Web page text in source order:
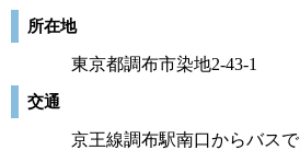
所在地
東京都調布市染地2-43-1
交通
京王線調布駅南口からバス